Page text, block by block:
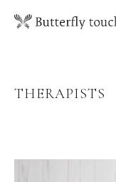
THERAPISTS